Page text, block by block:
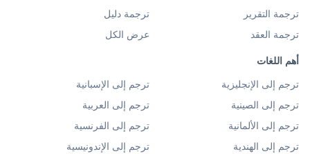
ترجمة التقرير
ترجمة دليل
ترجمة العقد
عرض الكل
أهم اللغات
ترجم إلى الإنجليزية
ترجم إلى الإسبانية
ترجم إلى الصينية
ترجم إلى العربية
ترجم إلى الألمانية
ترجم إلى الفرنسية
ترجم إلى الهندية
ترجم إلى الإندونيسية